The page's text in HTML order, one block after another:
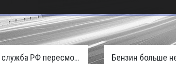
Таможенная служба РФ пересмотрела правила ввоза машин из ЕАЭС и начисляет пени покупателям